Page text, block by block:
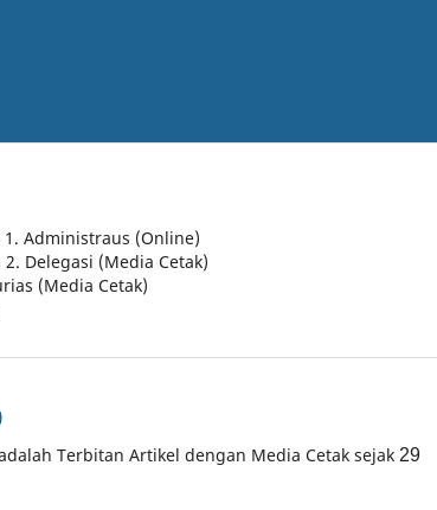
Administraus (Online)
Delegasi (Media Cetak)
(Media Cetak)
Terbitan Artikel dengan Media Cetak sejak 29